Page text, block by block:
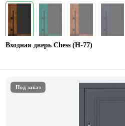
Входная дверь Chess (Н-77)
Под заказ